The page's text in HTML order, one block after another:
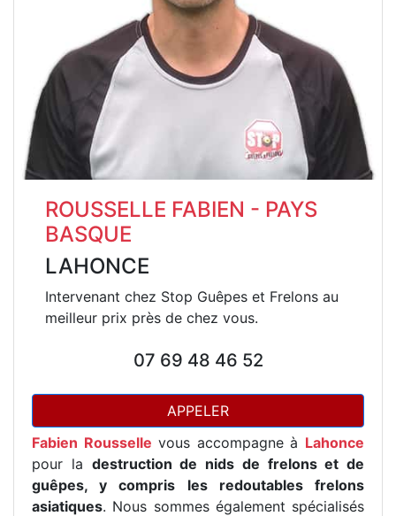
ROUSSELLE FABIEN - PAYS
BASQUE
LAHONCE
Intervenant chez Stop Guêpes et Frelons au
meilleur prix près de chez vous.
07 69 48 46 52
APPELER
Fabien Rousselle vous accompagne à Lahonce
pour la destruction de nids de frelons et de
guêpes, y compris les redoutables frelons
asiatiques. Nous sommes également spécialisés